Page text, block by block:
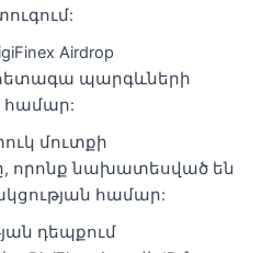
Airdrop
հետագա պարգևների
համար:
մուտքի
որոնք նախատեսված են
համար:
դեպքում